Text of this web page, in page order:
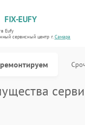
FIX-EUFY
Eufy
cервисный центр г.Самара